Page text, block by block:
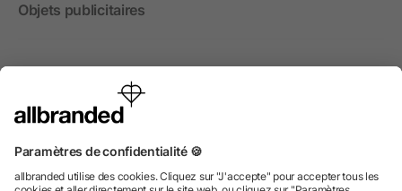
Objets publicitaires
International